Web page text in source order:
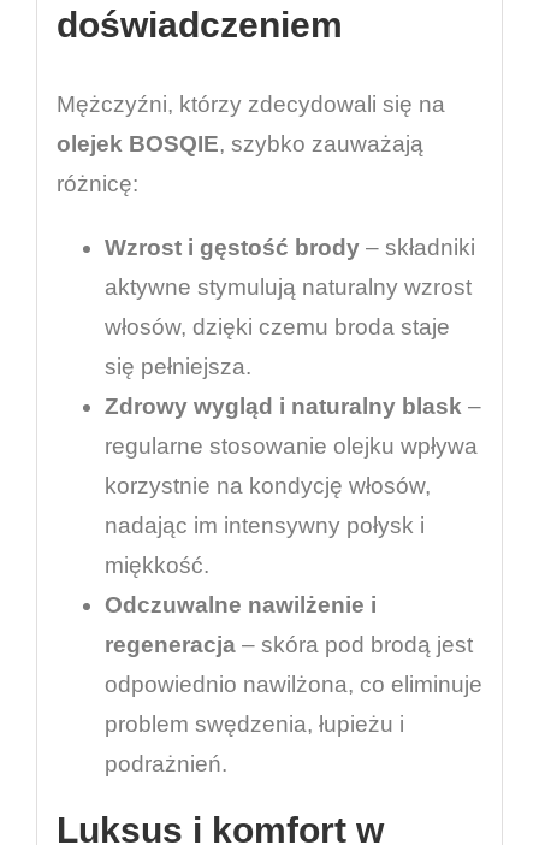
doświadczeniem
Mężczyźni, którzy zdecydowali się na
olejek BOSQIE, szybko zauważają
różnicę:
Wzrost i gęstość brody– składniki
aktywne stymulują naturalny wzrost
włosów, dzięki czemu broda staje
się pełniejsza.
Zdrowy wygląd i naturalny blask–
regularne stosowanie olejku wpływa
korzystnie na kondycję włosów,
nadając im intensywny połysk i
miękkość.
Odczuwalne nawilżenie i
regeneracja– skóra pod brodą jest
odpowiednio nawilżona, co eliminuje
problem swędzenia, łupieżu i
podrażnień.
Luksus i komfort w